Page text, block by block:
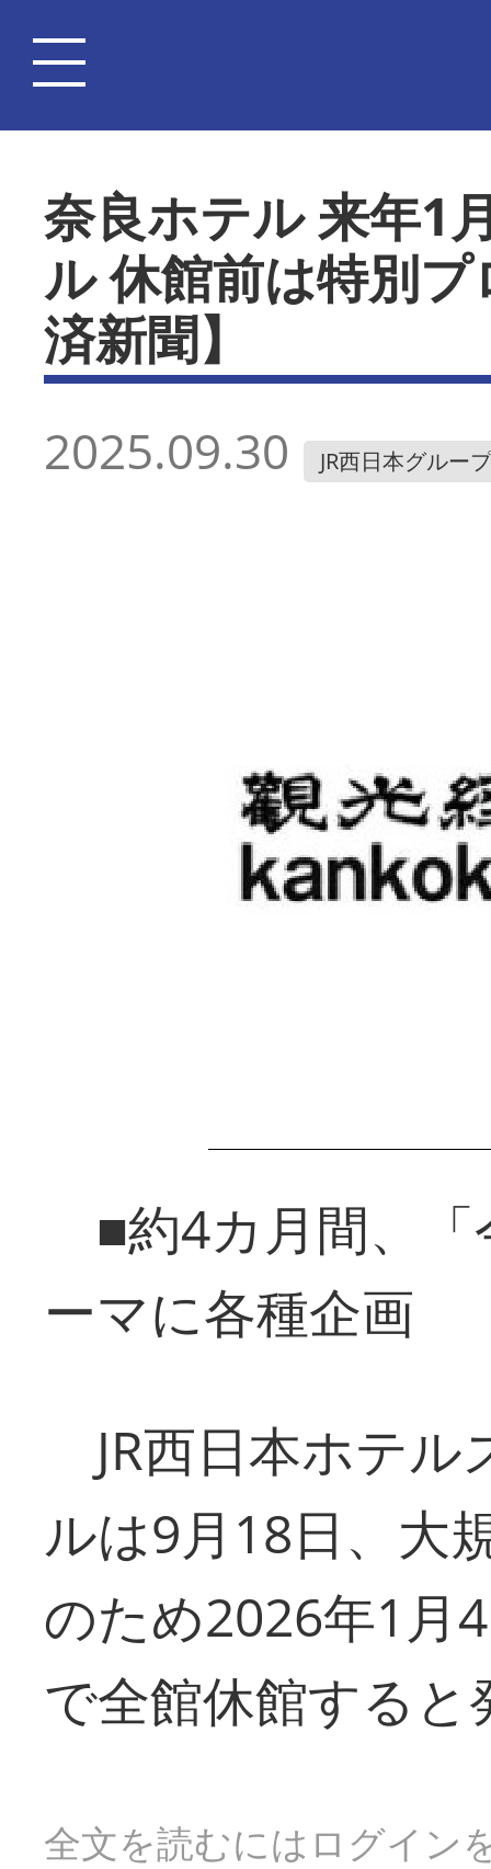
奈良ホテル 来年1
ル 休館前は特別
済新聞】
2025.09.30 JR西日本グループ
■約4カ月間、「
ーマに各種企画
JR西日本ホテル
ルは9月18日、大
のため2026年1月
で全館休館すると
全文を読むにはログイン